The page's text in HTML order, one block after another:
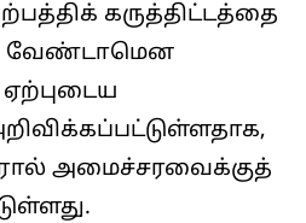
கருத்திட்டத்தை
வேண்டாமென
அமைச்சரவைக்குத்